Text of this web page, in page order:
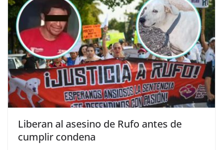
Liberan al asesino de Rufo antes de
cumplir condena